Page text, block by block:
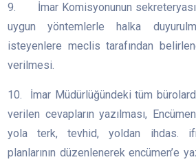
9. İmar Komisyonunun
uygun yöntemlerle halka
isteyenlere meclis tarafından
verilmesi.
10. İmar Müdürlüğündeki tüm
verilen cevapların yazılması,
yola terk, tevhid, yoldan ihdas.
planlarının düzenlenerek encümen’e